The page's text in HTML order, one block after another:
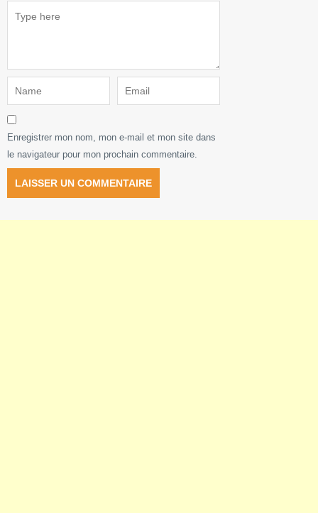
Enregistrer mon nom, mon e-mail et mon site dans
le navigateur pour mon prochain commentaire.